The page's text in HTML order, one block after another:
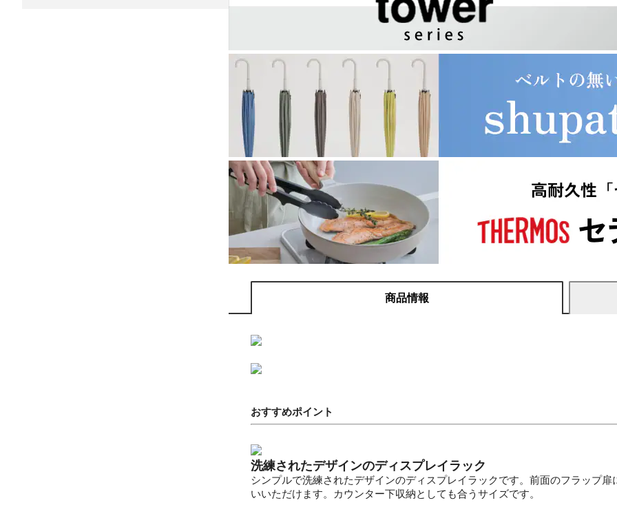
商品情報
おすすめポイント
洗練されたデザインのディスプレイラック
シンプルで洗練されたデザインのディスプレイラックです。前面のフラップ
いいただけます。カウンター下収納としても合うサイズです。